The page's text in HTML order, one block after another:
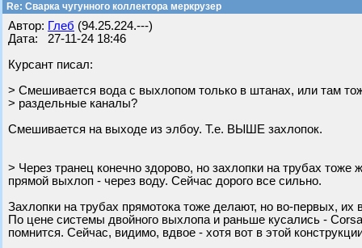
Re: Сварка чугунного коллектора меркрузер
Автор: Глеб (94.25.224.---)
Дата: 27-11-24 18:46
Курсант писал:
> Смешивается вода с выхлопом только в штанах, или там
> раздельные каналы?
Смешивается на выходе из элбоу. Т.е. ВЫШЕ захлопок.
> Через транец конечно здорово, но захлопки на трубах
прямой выхлоп - через воду. Сейчас дорого все сильно.
Захлопки на трубах прямотока тоже делают, но во-первых,
По цене системы двойного выхлопа и раньше кусались -
помнится. Сейчас, видимо, вдвое - хотя вот в этой